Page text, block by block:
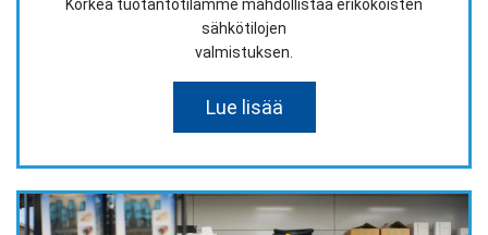
Korkea tuotantotilamme mahdollistaa erikokoisten
sähkötilojen
valmistuksen.
Lue lisää